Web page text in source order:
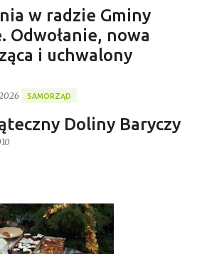
Przygodzice
w radzie Gminy
Odwołanie, nowa
i uchwalony
SAMORZĄD
ostatnia w 2025 roku XVI sesja
ustanawiając dotychczasowy
początku dyktowało słowo
przewodniczącego rady. Robert
stanowisko, a nową
Joanna Jabłecka -
Doliny Baryczy